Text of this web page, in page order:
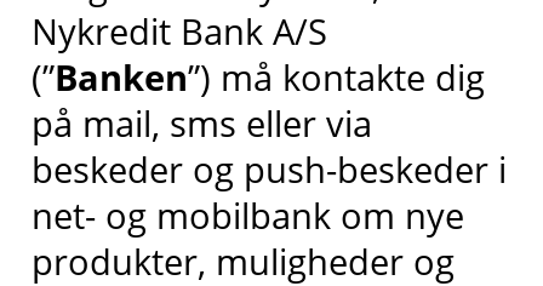
Nykredit Bank A/S
(”Banken”) må kontakte dig
på mail, sms eller via
beskeder og push-beskeder i
net- og mobilbank om nye
produkter, muligheder og